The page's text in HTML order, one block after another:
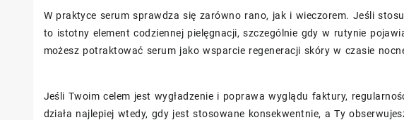
W praktyce serum sprawdza się zarówno rano, jak i wieczorem. Jeśli
to istotny element codziennej pielęgnacji, szczególnie gdy w rutynie
możesz potraktować serum jako wsparcie regeneracji skóry w czasie
Jeśli Twoim celem jest wygładzenie i poprawa wyglądu faktury,
działa najlepiej wtedy, gdy jest stosowane konsekwentnie, a Ty